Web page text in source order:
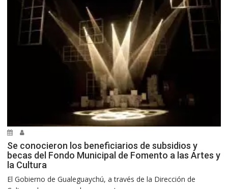
Se conocieron los beneficiarios de subsidios y
becas del Fondo Municipal de Fomento a las Artes y
la Cultura
El Gobierno de Gualeguaychú, a través de la Dirección de